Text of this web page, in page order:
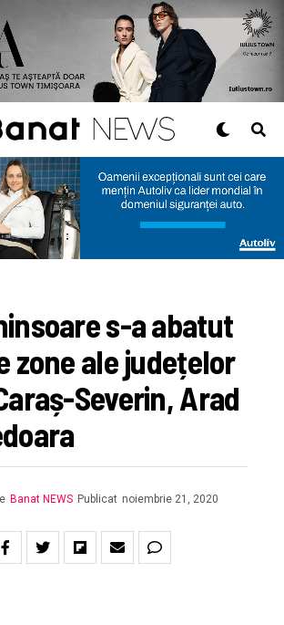
s-a abatut
zone ale județelor
Severin, Arad
Banat NEWS Publicat noiembrie 21, 2020